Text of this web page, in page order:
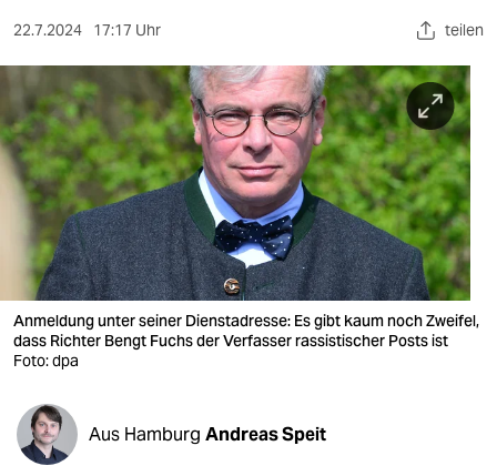
sport
berlin
nord
wahrheit
verlag
verlag
veranstaltungen
shop
fragen & hilfe
unterstützen
22.7.2024 17:17 Uhr teilen
Anmeldung unter seiner Dienstadresse: Es gibt kaum noch Zweifel,
dass Richter Bengt Fuchs der Verfasser rassistischer Posts ist
Foto: dpa
Aus Hamburg Andreas Speit